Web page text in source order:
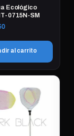
Ecológico
0715N-SM
al carrito